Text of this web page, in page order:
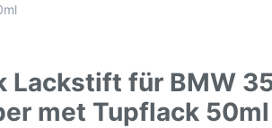
Lackstift für BMW
met Tupflack 50ml